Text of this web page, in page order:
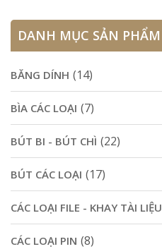
DANH MỤC SẢN PHẨM
BĂNG DÍNH (14)
BÌA CÁC LOẠI (7)
BÚT BI - BÚT CHÌ (22)
BÚT CÁC LOẠI (17)
CÁC LOẠI FILE - KHAY TÀI LIỆU
CÁC LOẠI PIN (8)